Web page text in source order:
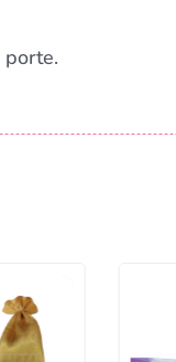
porte.
sucesso!